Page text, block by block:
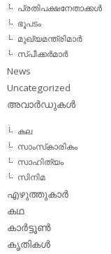
പ്രതിപക്ഷനേതാക്കള്‍
ഭൂപടം
മുഖ്യമന്ത്രിമാര്‍
സ്പീക്കര്‍മാര്‍
News
Uncategorized
അവാര്‍ഡുകള്‍
കല
സാംസ്‌കാരികം
സാഹിത്യം
സിനിമ
എഴുത്തുകാര്‍
കഥ
കാര്‍ട്ടൂണ്‍
കൃതികള്‍